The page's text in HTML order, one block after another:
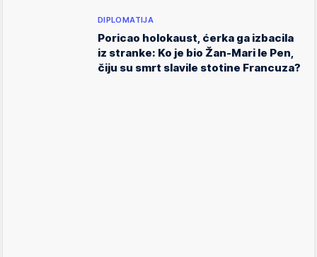
DIPLOMATIJA
Poricao holokaust, ćerka ga izbacila
iz stranke: Ko je bio Žan-Mari le Pen,
čiju su smrt slavile stotine Francuza?